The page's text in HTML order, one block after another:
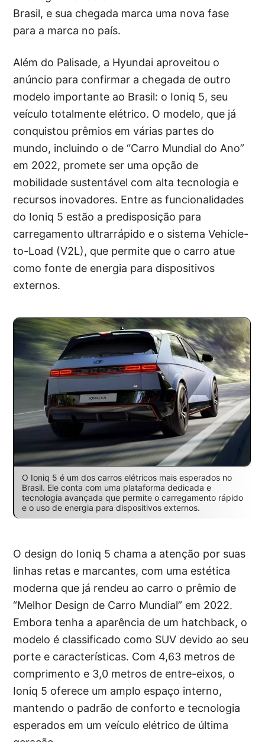
Brasil, e sua chegada marca uma nova fase
para a marca no país.
Além do Palisade, a Hyundai aproveitou o
anúncio para confirmar a chegada de outro
modelo importante ao Brasil: o Ioniq 5, seu
veículo totalmente elétrico. O modelo, que já
conquistou prêmios em várias partes do
mundo, incluindo o de “Carro Mundial do Ano”
em 2022, promete ser uma opção de
mobilidade sustentável com alta tecnologia e
recursos inovadores. Entre as funcionalidades
do Ioniq 5 estão a predisposição para
carregamento ultrarrápido e o sistema Vehicle-
to-Load (V2L), que permite que o carro atue
como fonte de energia para dispositivos
externos.
O Ioniq 5 é um dos carros elétricos mais esperados no
Brasil. Ele conta com uma plataforma dedicada e
tecnologia avançada que permite o carregamento rápido
e o uso de energia para dispositivos externos.
O design do Ioniq 5 chama a atenção por suas
linhas retas e marcantes, com uma estética
moderna que já rendeu ao carro o prêmio de
“Melhor Design de Carro Mundial” em 2022.
Embora tenha a aparência de um hatchback, o
modelo é classificado como SUV devido ao seu
porte e características. Com 4,63 metros de
comprimento e 3,0 metros de entre-eixos, o
Ioniq 5 oferece um amplo espaço interno,
mantendo o padrão de conforto e tecnologia
esperados em um veículo elétrico de última